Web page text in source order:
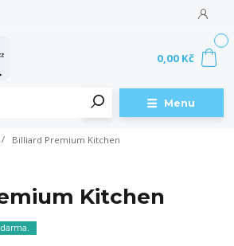
Menu
0,00 Kč
Billiard Premium Kitchen
Kitchen